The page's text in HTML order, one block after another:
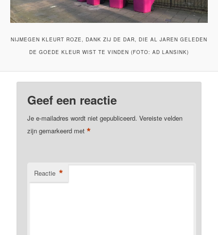
NIJMEGEN KLEURT ROZE, DANK ZIJ DE DAR, DIE AL JAREN GELEDEN
DE GOEDE KLEUR WIST TE VINDEN (FOTO: AD LANSINK)
Geef een reactie
Je e-mailadres wordt niet gepubliceerd. Vereiste velden
zijn gemarkeerd met*
Reactie *